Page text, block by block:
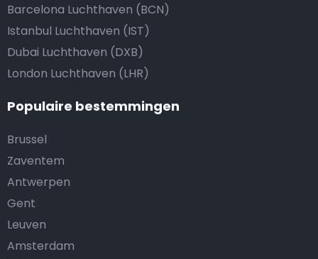
Barcelona Luchthaven (BCN)
Istanbul Luchthaven (IST)
Dubai Luchthaven (DXB)
London Luchthaven (LHR)
Populaire bestemmingen
Brussel
Zaventem
Antwerpen
Gent
Leuven
Amsterdam